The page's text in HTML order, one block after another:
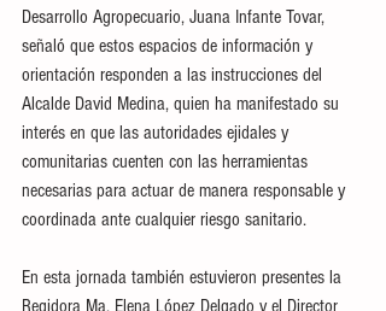
Desarrollo Agropecuario, Juana Infante Tovar,
señaló que estos espacios de información y
orientación responden a las instrucciones del
Alcalde David Medina, quien ha manifestado su
interés en que las autoridades ejidales y
comunitarias cuenten con las herramientas
necesarias para actuar de manera responsable y
coordinada ante cualquier riesgo sanitario.
En esta jornada también estuvieron presentes la
Regidora Ma. Elena López Delgado y el Director